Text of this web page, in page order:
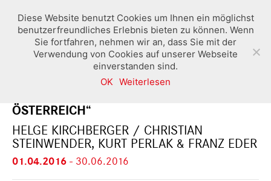
ÖSTERREICH“
HELGE KIRCHBERGER / CHRISTIAN
STEINWENDER, KURT PERLAK & FRANZ EDER
01.04.2016 - 30.06.2016
Diese Website benutzt Cookies um Ihnen ein möglichst
benutzerfreundliches Erlebnis bieten zu können. Wenn
Sie fortfahren, nehmen wir an, dass Sie mit der
Verwendung von Cookies auf unserer Webseite
einverstanden sind.
OK Weiterlesen